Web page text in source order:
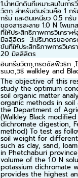
1.น้ำหนักดินที่เหมาะสมในการ
วัตถุ สำหรับดินร่วนคือ 1 กรั
กรัม และดินเหนียว 0.5 กรั
ของสารละลาย 1.0 N โพแท
ที่ให้ประสิทธิภาพการวิเครา
มิลลิลิตร 3.ปริมาตรของก
ข้นที่ให้ประสิทธิภาพการวิเค
20 มิลลิลิตร
อินทรียวัตถุ,กรดซัลฟิวริก ,โ
รเมต,วิธี walkley and
The objective of this
study the optimum
soil organic matter
organic methods in soil
the Department of
(Walkley Black
dichromate digestion,
method) To test as
soil weight for
such as clay, sand,
in Phetchaburi
volume of the 1.0 N
potassium dichromate
provides the highest